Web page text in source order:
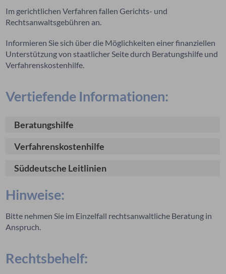
Im gerichtlichen Verfahren fallen Gerichts- und
Rechtsanwaltsgebühren an.
Informieren Sie sich über die Möglichkeiten einer finanziellen
Unterstützung von staatlicher Seite durch Beratungshilfe und
Verfahrenskostenhilfe.
Vertiefende Informationen:
Beratungshilfe
Verfahrenskostenhilfe
Süddeutsche Leitlinien
Hinweise:
Bitte nehmen Sie im Einzelfall rechtsanwaltliche Beratung in
Anspruch.
Rechtsbehelf: